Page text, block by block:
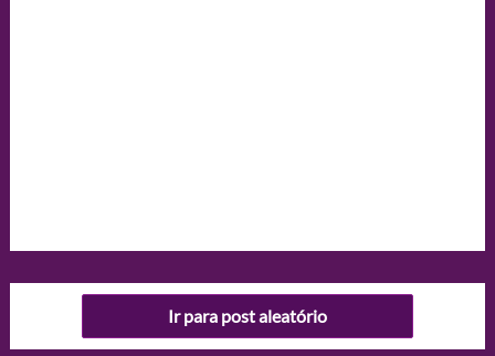
Ir para post aleatório